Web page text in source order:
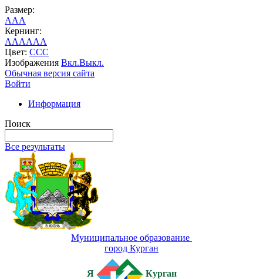
Размер:
AAA
Кернинг:
AAAAAA
Цвет: CCC
Изображения Вкл.Выкл.
Обычная версия сайта
Войти
Информация
Поиск
Все результаты
Муниципальное образование
город Курган
Я Курган